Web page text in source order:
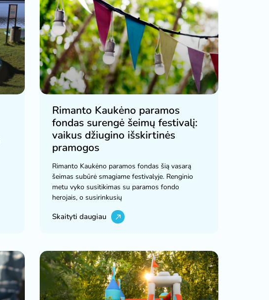
Rimanto Kaukėno paramos
fondas surengė šeimų festivalį:
vaikus džiugino išskirtinės
pramogos
Rimanto Kaukėno paramos fondas šią vasarą
šeimas subūrė smagiame festivalyje. Renginio
metu vyko susitikimas su paramos fondo
herojais, o susirinkusių
Skaityti daugiau